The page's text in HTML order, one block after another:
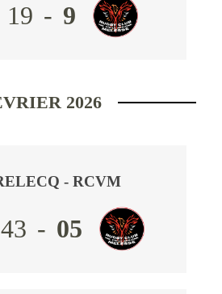
19 - 9
2026
- RCVM
43 - 05